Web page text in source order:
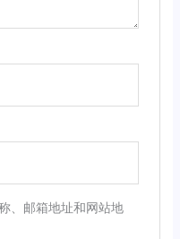
、邮箱地址和网站地